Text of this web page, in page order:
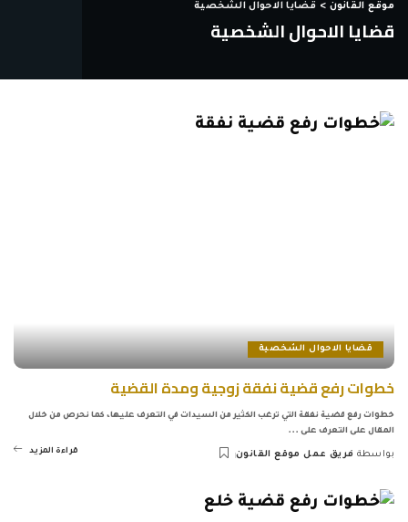
موقع القانون > قضايا الاحوال الشخصية
قضايا الاحوال الشخصية
قضايا الاحوال الشخصية
خطوات رفع قضية نفقة زوجية ومدة القضية
خطوات رفع قضية نفقة التي ترغب الكثير من السيدات في التعرف عليها، كما نحرص من خلال
المقال على التعرف على ...
بواسطة فريق عمل موقع القانون قراءة المزيد